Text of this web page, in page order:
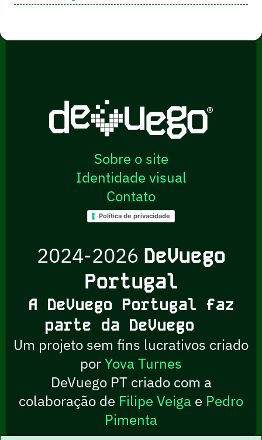
Sobre o site
Identidade visual
Contato
Política de privacidade
2024-2026 DeVuego
Portugal
A DeVuego Portugal faz
parte da DeVuego
Um projeto sem fins lucrativos criado
porYova Turnes
DeVuego PT criado com a
colaboração de Filipe Veiga e Pedro
Pimenta